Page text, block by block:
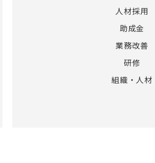
人材採用
助成金
業務改善
研修
組織・人材